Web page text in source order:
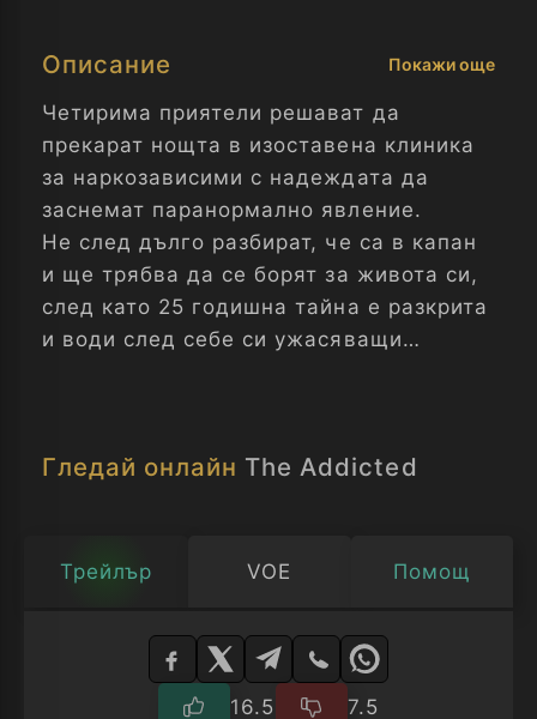
Описание Покажи още
Четирима приятели решават да
прекарат нощта в изоставена клиника
за наркозависими с надеждата да
заснемат паранормално явление.
Не след дълго разбират, че са в капан
и ще трябва да се борят за живота си,
след като 25 годишна тайна е разкрита
и води след себе си ужасяващи
Гледай онлайн The Addicted
Трейлър VOE Помощ
Изберете
16.5 7.5